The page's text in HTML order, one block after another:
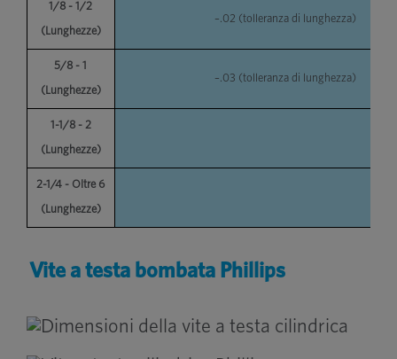
1/8 - 1/2
(Lunghezze)
–.02 (tolleranza di lunghezza)
5/8 - 1
(Lunghezze)
–.03 (tolleranza di lunghezza)
1-1/8 - 2
(Lunghezze)
2-1/4 - Oltre 6
(Lunghezze)
Vite a testa bombata Phillips